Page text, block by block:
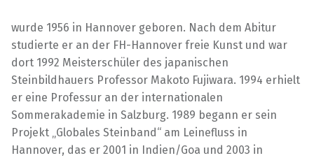
wurde 1956 in Hannover geboren. Nach dem Abitur
studierte er an der FH-Hannover freie Kunst und war
dort 1992 Meisterschüler des japanischen
Steinbildhauers Professor Makoto Fujiwara. 1994 erhielt
er eine Professur an der internationalen
Sommerakademie in Salzburg. 1989 begann er sein
Projekt „Globales Steinband“ am Leinefluss in
Hannover, das er 2001 in Indien/Goa und 2003 in